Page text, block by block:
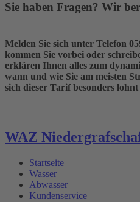
Sie haben Fragen? Wir
Melden Sie sich unter Telefon
kommen Sie vorbei oder
erklären Ihnen alles zum
wann und wie Sie am meisten
sich dieser Tarif besonders
WAZ
Startseite
Wasser
Abwasser
Kundenservice